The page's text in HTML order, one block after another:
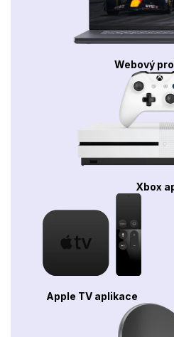
Webový
Xbox
Apple TV aplikace